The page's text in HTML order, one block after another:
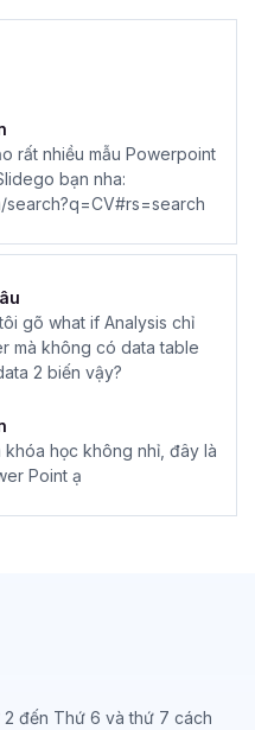
rất nhiều mẫu Powerpoint
bạn nha:
search?q=CV#rs=search
gõ what if Analysis chỉ
mà không có data table
2 biến vậy?
khóa học không nhỉ, đây là
Point ạ
2 đến Thứ 6 và thứ 7 cách